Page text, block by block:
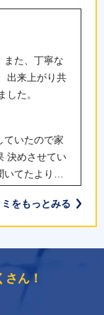
また、丁寧な
出来上がり共
した。
ていたので家
決めさせてい
いてたより
ただければと
とめて来られ
子は全く見
かないんです
根が瓦からガ
料について
感じて工事
の相談に丁寧
ながら進め
寧だったの
をもっとみる
るたびに現在
くださり、
なお仕事ぶり
りやすく説明
印象的でし
だき、本当に
スでした。
されたこと
、雨樋もすっ
さんにお願い
前の
ことができま
仕上がりにも
え、雨樋交
電設備の設置
す。その立
スにも手がま
め、屋根の葺
いか？」と
い中、テイ
てくれまし
ん！